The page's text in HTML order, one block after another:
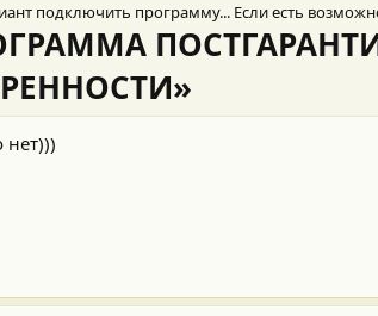
подключить программу... Если есть
нет)))